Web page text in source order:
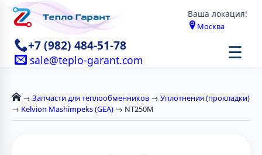
Ваша локация:
Москва
+7 (982) 484-51-78
sale@teplo-garant.com ☰
→ Запчасти для теплообменников → Уплотнения (прокладки)
→ Kelvion Mashimpeks (GEA) → NT250M